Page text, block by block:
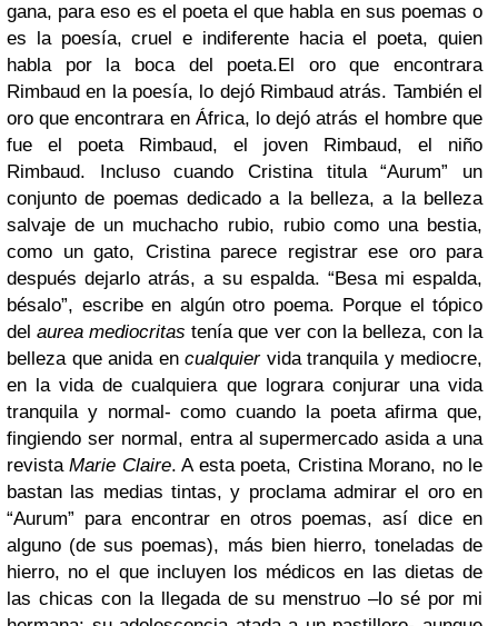
gana, para eso es el poeta el que habla en sus poemas o
es la poesía, cruel e indiferente hacia el poeta, quien
habla por la boca del poeta.El oro que encontrara
Rimbaud en la poesía, lo dejó Rimbaud atrás. También el
oro que encontrara en África, lo dejó atrás el hombre que
fue el poeta Rimbaud, el joven Rimbaud, el niño
Rimbaud. Incluso cuando Cristina titula “Aurum” un
conjunto de poemas dedicado a la belleza, a la belleza
salvaje de un muchacho rubio, rubio como una bestia,
como un gato, Cristina parece registrar ese oro para
después dejarlo atrás, a su espalda. “Besa mi espalda,
bésalo”, escribe en algún otro poema. Porque el tópico
delaurea mediocritas tenía que ver con la belleza, con la
belleza que anida en cualquiervida tranquila y mediocre,
en la vida de cualquiera que lograra conjurar una vida
tranquila y normal- como cuando la poeta afirma que,
fingiendo ser normal, entra al supermercado asida a una
revistaMarie Claire. A esta poeta, Cristina Morano, no le
bastan las medias tintas, y proclama admirar el oro en
“Aurum” para encontrar en otros poemas, así dice en
alguno (de sus poemas), más bien hierro, toneladas de
hierro, no el que incluyen los médicos en las dietas de
las chicas con la llegada de su menstruo –lo sé por mi